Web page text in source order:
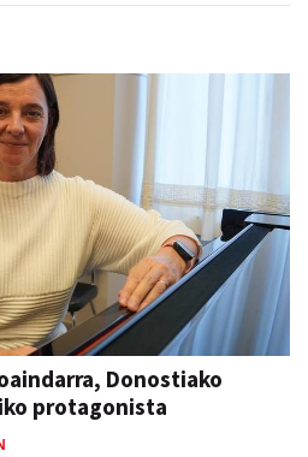
Donostiako
protagonista